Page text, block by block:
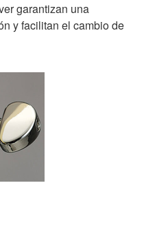
garantizan una
y facilitan el cambio de